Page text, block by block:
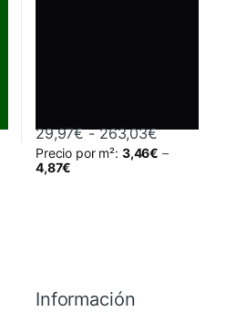
de precios: desde 35,42€
variantes. Las opciones se
29,97€ - 263,03€Rango
Precio por m²: 3,46€ –
4,87€
Este producto tiene múltiples
Información